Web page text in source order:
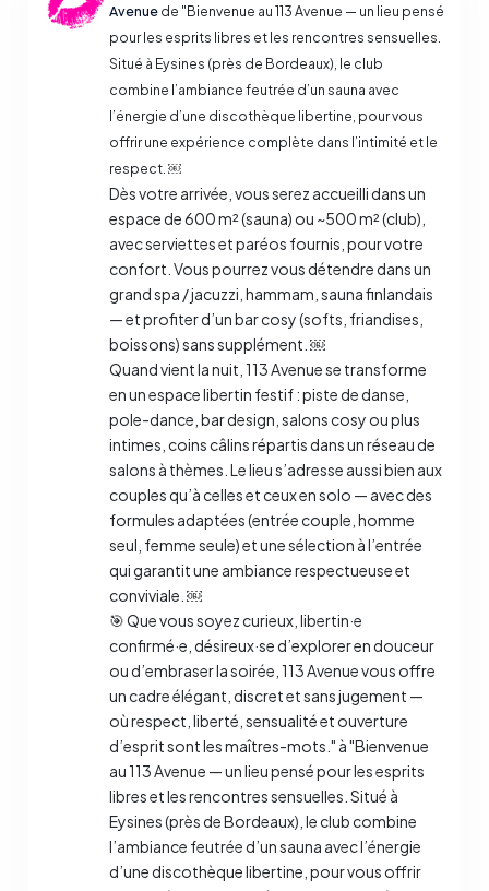
Avenuede "Bienvenue au 113 Avenue — un lieu pensé
pour les esprits libres et les rencontres sensuelles.
Situé à Eysines (près de Bordeaux), le club
combine l’ambiance feutrée d’un sauna avec
l’énergie d’une discothèque libertine, pour vous
offrir une expérience complète dans l’intimité et le
respect. ￼
Dès votre arrivée, vous serez accueilli dans un
espace de 600 m² (sauna) ou ~500 m² (club),
avec serviettes et paréos fournis, pour votre
confort. Vous pourrez vous détendre dans un
grand spa / jacuzzi, hammam, sauna finlandais
— et profiter d’un bar cosy (softs, friandises,
boissons) sans supplément. ￼
Quand vient la nuit, 113 Avenue se transforme
en un espace libertin festif : piste de danse,
pole-dance, bar design, salons cosy ou plus
intimes, coins câlins répartis dans un réseau de
salons à thèmes. Le lieu s’adresse aussi bien aux
couples qu’à celles et ceux en solo — avec des
formules adaptées (entrée couple, homme
seul, femme seule) et une sélection à l’entrée
qui garantit une ambiance respectueuse et
conviviale. ￼
🎯 Que vous soyez curieux, libertin·e
confirmé·e, désireux·se d’explorer en douceur
ou d’embraser la soirée, 113 Avenue vous offre
un cadre élégant, discret et sans jugement —
où respect, liberté, sensualité et ouverture
d’esprit sont les maîtres-mots." à "Bienvenue
au 113 Avenue — un lieu pensé pour les esprits
libres et les rencontres sensuelles. Situé à
Eysines (près de Bordeaux), le club combine
l’ambiance feutrée d’un sauna avec l’énergie
d’une discothèque libertine, pour vous offrir